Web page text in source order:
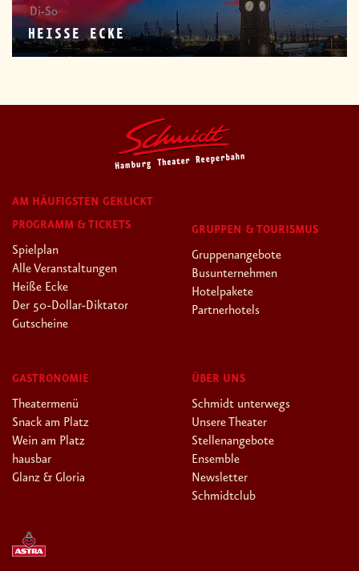
Di-So
HEISSE ECKE
AM HÄUFIGSTEN GEKLICKT
PROGRAMM & TICKETS
Spielplan
Alle Veranstaltungen
Heiße Ecke
Der 50-Dollar-Diktator
Gutscheine
GRUPPEN & TOURISMUS
Gruppenangebote
Busunternehmen
Hotelpakete
Partnerhotels
GASTRONOMIE
Theatermenü
Snack am Platz
Wein am Platz
hausbar
Glanz & Gloria
ÜBER UNS
Schmidt unterwegs
Unsere Theater
Stellenangebote
Ensemble
Newsletter
Schmidtclub